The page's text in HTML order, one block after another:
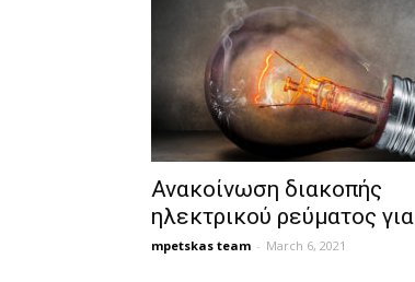
Ανακοίνωση διακοπής
ηλεκτρικού ρεύματος
mpetskas team - March 6, 2021